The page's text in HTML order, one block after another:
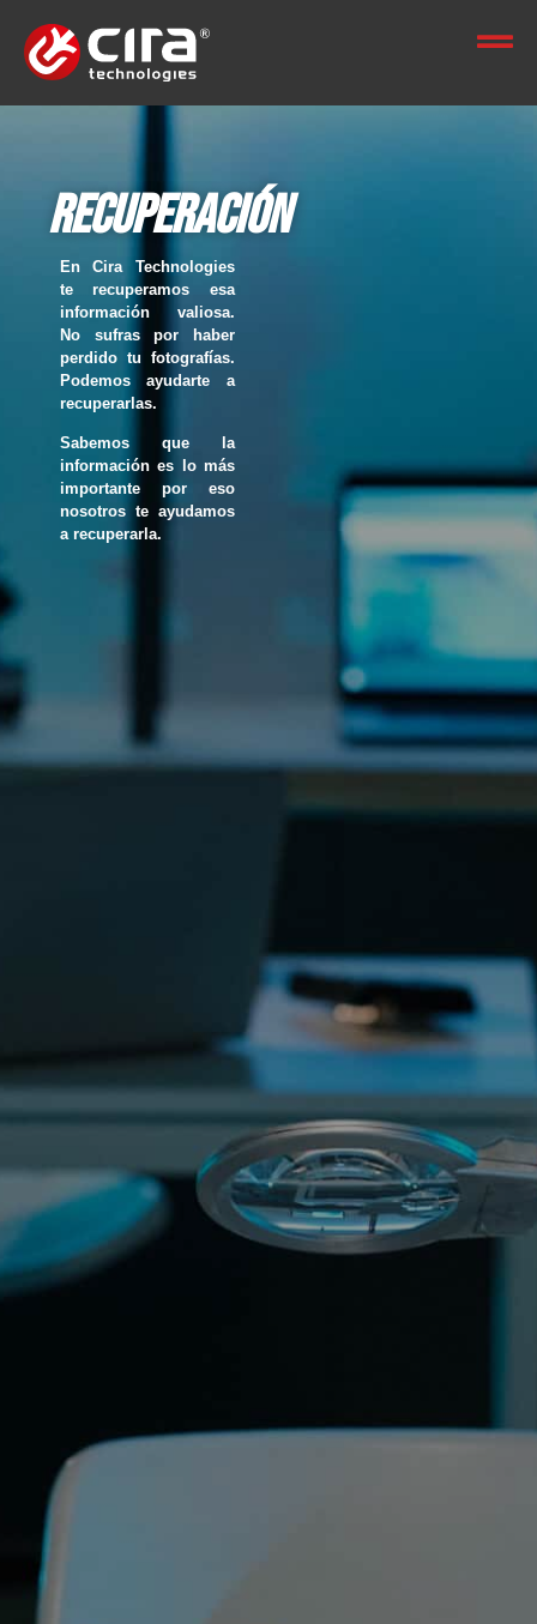
Recuperación
EnCira Technologies
te recuperamos esa
información valiosa.
No sufras por haber
perdido tu fotografías.
Podemos ayudarte a
recuperarlas.
Sabemos que la
información es lo más
importante por eso
nosotros te ayudamos
a recuperarla.